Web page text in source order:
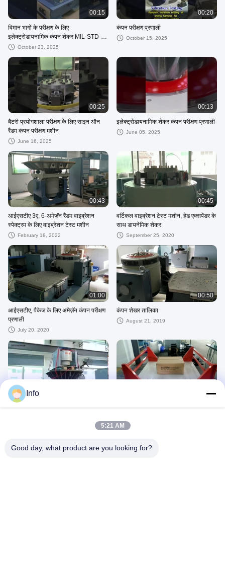
00:15
विमान भागों के परीक्षण के लिए
इलेक्ट्रोडायनामिक कंपन शेकर MIL-STD-
810G को पूरा करता है
October 23, 2025
00:20
कंपन परीक्षण प्रणाली
October 15, 2025
00:25
बैटरी प्रयोगशाला परीक्षण के लिए साइन ऑन
रैंडम कंपन परीक्षण मशीन
June 16, 2025
00:13
इलेक्ट्रोडायनामिक शेकर कंपन परीक्षण प्रणाली
June 05, 2025
00:43
आईएसटीए 3ए, 6-अमेज़ॅन रैंडम वाइब्रेशन
स्पेक्ट्रम के लिए वाइब्रेशन टेस्ट मशीन
February 18, 2022
00:45
वर्टिकल वाइब्रेशन टेस्ट मशीन, हेड एक्सपेंडर के
साथ डायनेमिक शेकर
September 25, 2020
01:00
आईएसटीए, पैकेज के लिए अमेज़ॅन कंपन परीक्षण
प्रणाली
July 20, 2020
00:50
कंपन शेखर तालिका
August 21, 2019
कंपन परीक्षण प्रणाली
Info
5:21 AM
Good day, what product are you looking for?